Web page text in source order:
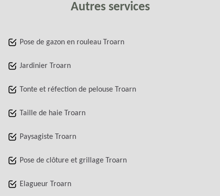
Autres services
Pose de gazon en rouleau Troarn
Jardinier Troarn
Tonte et réfection de pelouse Troarn
Taille de haie Troarn
Paysagiste Troarn
Pose de clôture et grillage Troarn
Elagueur Troarn